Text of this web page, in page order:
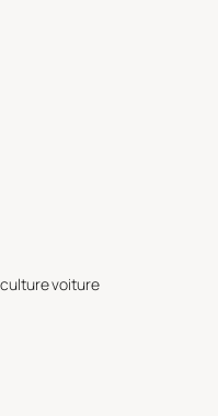
voiture